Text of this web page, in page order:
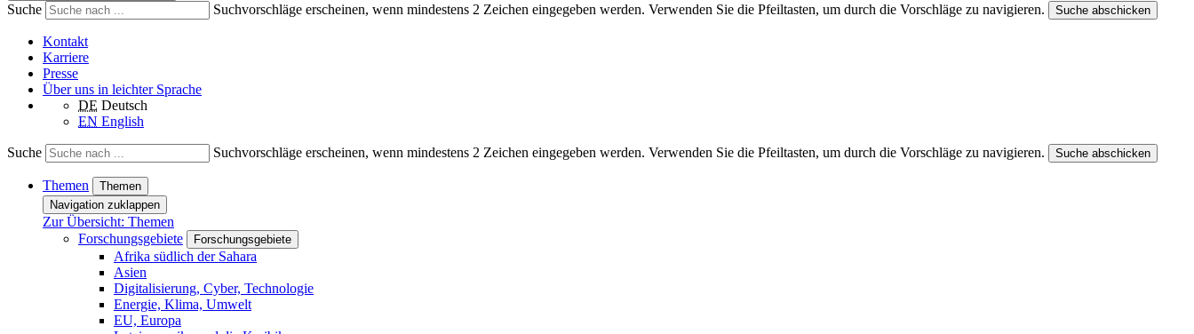
Suche Suchvorschläge erscheinen, wenn mindestens 2 Zeichen eingegeben werden. Verwenden Sie die Pfeiltasten, um durch die Vorschläge zu navigieren. Suche abschicken
Kontakt
Karriere
Presse
Über uns in leichter Sprache
DE Deutsch
EN English
Suche Suchvorschläge erscheinen, wenn mindestens 2 Zeichen eingegeben werden. Verwenden Sie die Pfeiltasten, um durch die Vorschläge zu navigieren. Suche abschicken
Themen
Themen
Navigation zuklappen
Zur Übersicht: Themen
Forschungsgebiete
Forschungsgebiete
Afrika südlich der Sahara
Asien
Digitalisierung, Cyber, Technologie
Energie, Klima, Umwelt
EU, Europa